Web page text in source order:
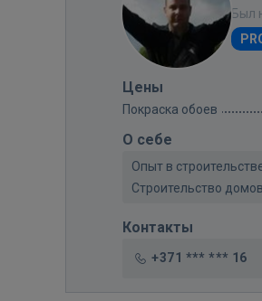
Был
Цены
Покраска обоев
О себе
Опыт в
Строительство домов
Контакты
+371 *** *** 16